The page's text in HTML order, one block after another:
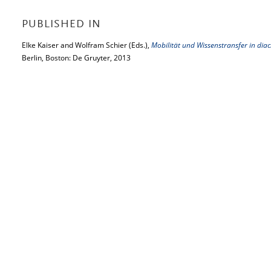
PUBLISHED IN
Elke Kaiser and Wolfram Schier (Eds.), Mobilität und Wissenstransfer in
Berlin, Boston: De Gruyter, 2013